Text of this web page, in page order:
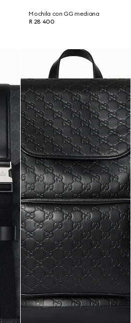
Mochila con GG mediana
R 28 400